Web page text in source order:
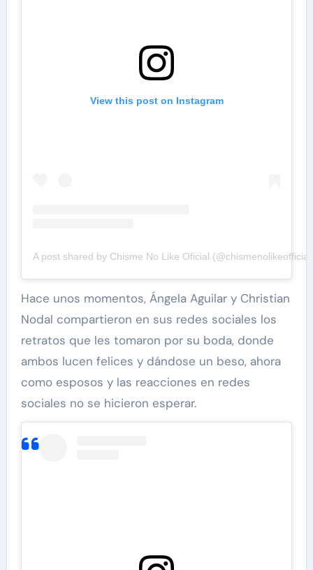
View this post on Instagram
A post shared by Chisme No Like Oficial
Hace unos momentos, Ángela Aguilar y Christian
Nodal compartieron en sus redes sociales los
retratos que les tomaron por su boda, donde
ambos lucen felices y dándose un beso, ahora
como esposos y las reacciones en redes
sociales no se hicieron esperar.